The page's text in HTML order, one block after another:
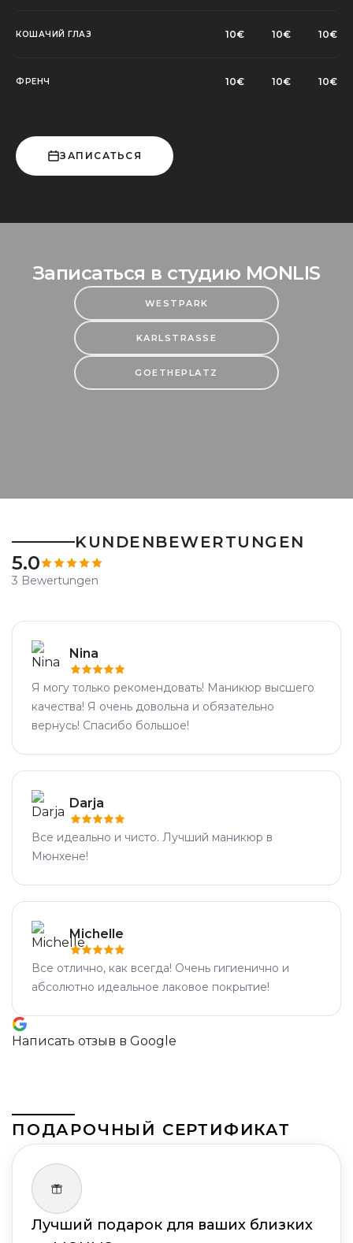
КОШАЧИЙ ГЛАЗ 10€ 10€ 10€
ФРЕНЧ 10€ 10€ 10€
ЗАПИСАТЬСЯ
Записаться в студию MONLIS
WESTPARK
KARLSTRASSE
GOETHEPLATZ
KUNDENBEWERTUNGEN
5.0
3 Bewertungen
Nina
Я могу только рекомендовать! Маникюр высшего
качества! Я очень довольна и обязательно
вернусь! Спасибо большое!
Darja
Все идеально и чистo. Лучший маникюр в
Мюнхене!
Michelle
Все отлично, как всегда! Очень гигиенично и
абсолютно идеальное лаковое покрытие!
Написать отзыв в Google
ПОДАРОЧНЫЙ СЕРТИФИКАТ
Лучший подарок для ваших близких